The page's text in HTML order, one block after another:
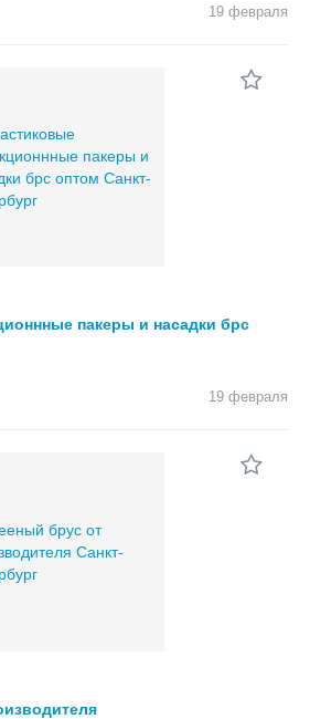
19 февраля
пакеры и насадки брс
19 февраля